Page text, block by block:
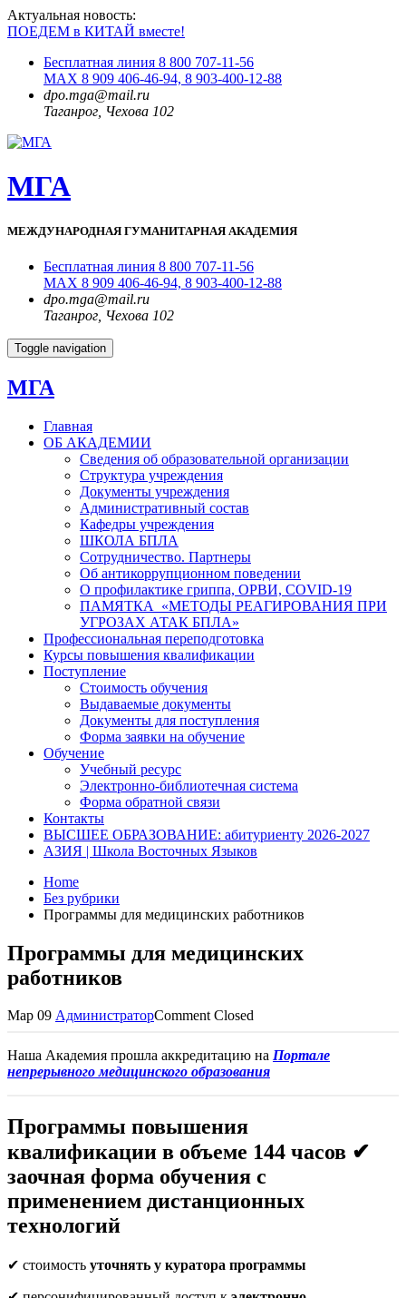
Актуальная новость:
ПОЕДЕМ в КИТАЙ вместе!
Бесплатная линия 8 800 707-11-56
MAX 8 909 406-46-94, 8 903-400-12-88
dpo.mga@mail.ru
Таганрог, Чехова 102
МГА
МЕЖДУНАРОДНАЯ ГУМАНИТАРНАЯ АКАДЕМИЯ
Бесплатная линия 8 800 707-11-56
MAX 8 909 406-46-94, 8 903-400-12-88
dpo.mga@mail.ru
Таганрог, Чехова 102
Toggle navigation
МГА
Главная
ОБ АКАДЕМИИ
Сведения об образовательной организации
Структура учреждения
Документы учреждения
Административный состав
Кафедры учреждения
ШКОЛА БПЛА
Сотрудничество. Партнеры
Об антикоррупционном поведении
О профилактике гриппа, ОРВИ, COVID-19
ПАМЯТКА «МЕТОДЫ РЕАГИРОВАНИЯ ПРИ
УГРОЗАХ АТАК БПЛА»
Профессиональная переподготовка
Курсы повышения квалификации
Поступление
Стоимость обучения
Выдаваемые документы
Документы для поступления
Форма заявки на обучение
Обучение
Учебный ресурс
Электронно-библиотечная система
Форма обратной связи
Контакты
ВЫСШЕЕ ОБРАЗОВАНИЕ: абитуриенту 2026-2027
АЗИЯ | Школа Восточных Языков
Home
Без рубрики
Программы для медицинских работников
Программы для медицинских
работников
Мар 09 АдминистраторComment Closed
Наша Академия прошла аккредитацию на Портале
непрерывного медицинского образования
Программы повышения
квалификации в объеме 144 часов ✔
заочная форма обучения с
применением дистанционных
технологий
✔ стоимость уточнять у куратора программы